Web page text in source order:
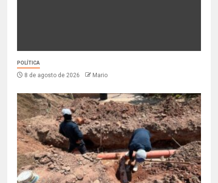
POLÍTICA
8 de agosto de 2026 Mario